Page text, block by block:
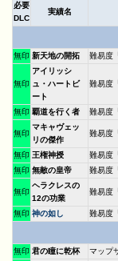
必要
DLC
実績名
無印 新天地の開拓 難易度
無印
アイリッシ
ュ・ハートビ
ート
難易度
無印 覇道を行く者 難易度
無印
マキャヴェッ
リの傑作
難易度
無印 王権神授 難易度
無印 無敵の皇帝 難易度
無印
ヘラクレスの
12の功業
難易度
無印 神の如し 難易度
無印 君の瞳に乾杯 マップ